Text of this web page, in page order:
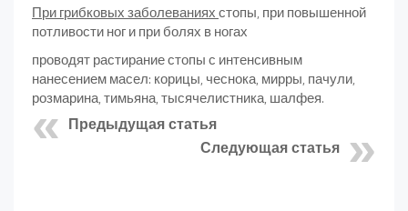
При грибковых заболеванияхстопы, при повышенной
потливости ног и при болях в ногах
проводят растирание стопы с интенсивным
нанесением масел: корицы, чеснока, мирры, пачули,
розмарина, тимьяна, тысячелистника, шалфея.
Предыдущая статья
Следующая статья